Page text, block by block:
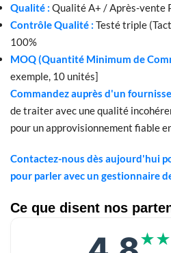
Qualité : Qualité A+ / Après-vente
Contrôle Qualité : Testé triple
100%
MOQ (Quantité Minimum de
exemple, 10 unités]
Commandez auprès d'un
de traiter avec une qualité
pour un approvisionnement fiable
Contactez-nous dès aujourd'hui
pour parler avec un gestionnaire
Ce que disent nos